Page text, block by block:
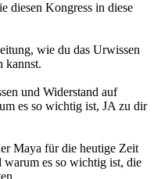
diesen Kongress in diese
wie du das Urwissen
kannst.
und Widerstand auf
es so wichtig ist, JA zu dir
Maya für die heutige Zeit
warum es so wichtig ist, die